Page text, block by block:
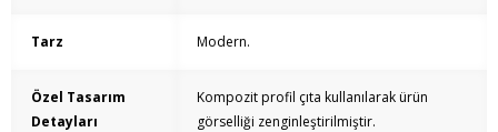
Tarz Modern.
Özel Tasarım
Detayları
Kompozit profil çıta kullanılarak ürün
görselliği zenginleştirilmiştir.